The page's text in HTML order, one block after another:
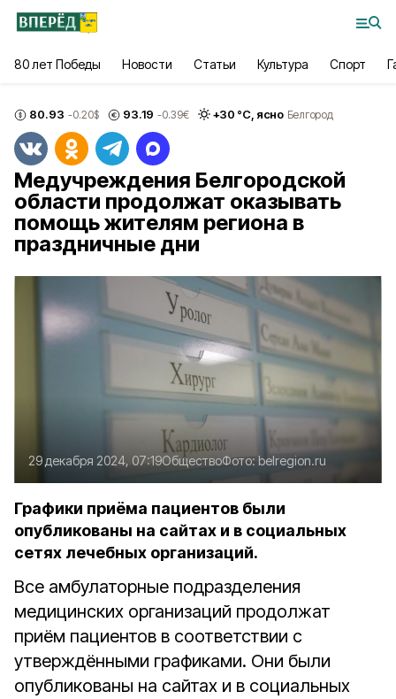
80 лет Победы Новости Статьи Культура Спорт
80.93 -0.20$ 93.19 -0.39€ +30 °С, ясно Белгород
Медучреждения Белгородской
области продолжат оказывать
помощь жителям региона в
праздничные дни
29 декабря 2024, 07:19ОбществоФото:belregion.ru
Графики приёма пациентов были
опубликованы на сайтах и в социальных
сетях лечебных организаций.
Все амбулаторные подразделения
медицинских организаций продолжат
приём пациентов в соответствии с
утверждёнными графиками. Они были
опубликованы на сайтах и в социальных